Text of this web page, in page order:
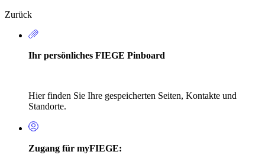
Zurück
Ihr persönliches FIEGE Pinboard
Hier finden Sie Ihre gespeicherten Seiten, Kontakte und
Standorte.
Zugang für myFIEGE: